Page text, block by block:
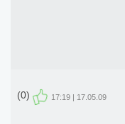
17.05.09 | 17:19
(0)